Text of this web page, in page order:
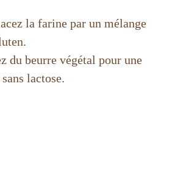
la farine par un mélange
du beurre végétal pour une
lactose.